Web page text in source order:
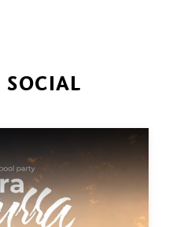
SOCIAL